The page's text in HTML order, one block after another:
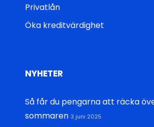
Privatlån
Öka kreditvärdighet
NYHETER
Så får du pengarna att räcka
sommaren 3 juni 2025